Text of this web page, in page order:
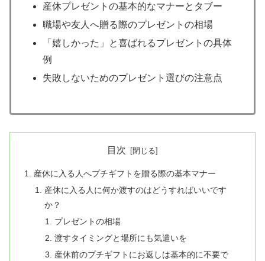
産休プレゼントの基本的なマナーとタブー
職場や友人へ贈る際のプレゼントの相場
「嬉しかった」と喜ばれるプレゼントの具体
例
失敗しないためのプレゼント選びの注意点
目次
産休に入る人へプチギフトを贈る際の基本マナー
産休に入る人に何か渡すのはどうすればいいです
か？
プレゼントの相場
渡すタイミングと場所にも気遣いを
産休前のプチギフトにお返しは基本的に不要で